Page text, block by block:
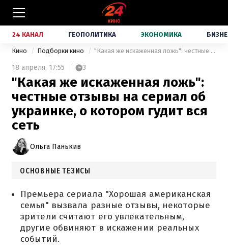
24 КАНАЛ ГЕОПОЛИТИКА ЭКОНОМИКА
Кино Подборки кино "Какая же искаженная ложь": честные отзывы на сериал об украинке, о котором гудит вся сеть
18 апреля, 17:55 3
"Какая же искаженная ложь":
честные отзывы на сериал об
украинке, о котором гудит вся
сеть
Ольга Панькив
ОСНОВНЫЕ ТЕЗИСЫ
Премьера сериала "Хорошая американская
семья" вызвала разные отзывы, некоторые
зрители считают его увлекательным,
другие обвиняют в искажении реальных
событий.